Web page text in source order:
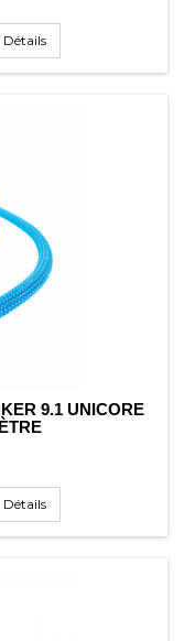
Détails
9.1 UNICORE
Détails